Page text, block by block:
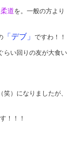
柔道を。一般の方より
「デブ」 ですわ！！
らい回りの友が大食い
）になりましたが、
！！！